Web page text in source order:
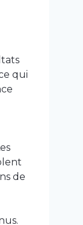
qui
de